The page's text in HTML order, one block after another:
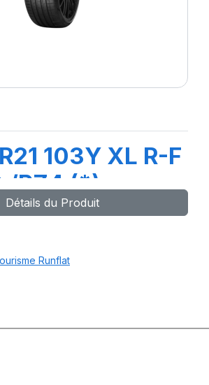
103Y XL R-F
/PZ4 (*)
Détails du Produit
Runflat